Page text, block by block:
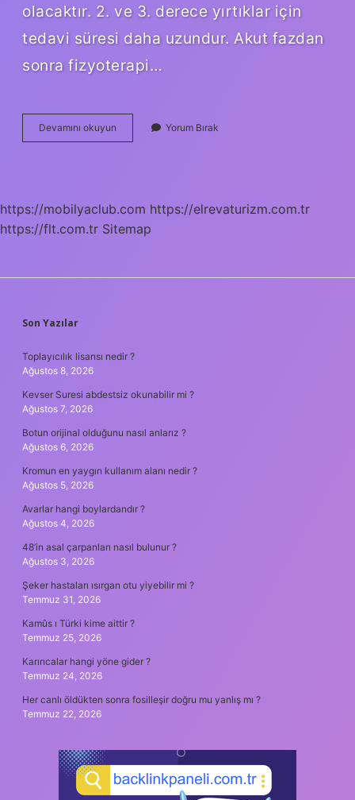
olacaktır. 2. ve 3. derece yırtıklar için
tedavi süresi daha uzundur. Akut fazdan
sonra fizyoterapi…
Devamını okuyun
Sertleşmesi
Yorum Bırak
https://mobilyaclub.com https://elrevaturizm.com.tr
https://flt.com.tr Sitemap
SIDEBAR
Son Yazılar
Toplayıcılık lisansı nedir ?
Ağustos 8, 2026
Kevser Suresi abdestsiz okunabilir mi ?
Ağustos 7, 2026
Botun orijinal olduğunu nasıl anlarız ?
Ağustos 6, 2026
Kromun en yaygın kullanım alanı nedir ?
Ağustos 5, 2026
Avarlar hangi boylardandır ?
Ağustos 4, 2026
48’in asal çarpanları nasıl bulunur ?
Ağustos 3, 2026
Şeker hastaları ısırgan otu yiyebilir mi ?
Temmuz 31, 2026
Kamûs ı Türki kime aittir ?
Temmuz 25, 2026
Karıncalar hangi yöne gider ?
Temmuz 24, 2026
Her canlı öldükten sonra fosilleşir doğru mu yanlış mı ?
Temmuz 22, 2026